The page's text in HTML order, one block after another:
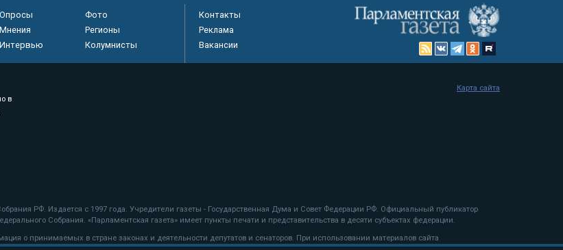
Опросы
Фото
Мнения
Регионы
Интервью Колумнисты
Контакты
Реклама
Вакансии
в
РФ. Издается с 1997 года. Учредители газеты - Государственная Дума и Совет Федерации РФ. Официальный публикатор
Собрания. «Парламентская газета» имеет пункты печати и представительства в десяти субъектах федерации.
о принимаемых в стране законах и деятельности депутатов и сенаторов. При использовании материалов сайта
Карта сайта